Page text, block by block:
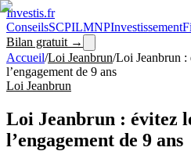
Investis.fr
ConseilsSCPILMNPInvestissement
Bilan gratuit →
Accueil/Loi Jeanbrun/Loi Jeanbrun :
l’engagement de 9 ans
Loi Jeanbrun
Loi Jeanbrun : évitez
l’engagement de 9 ans